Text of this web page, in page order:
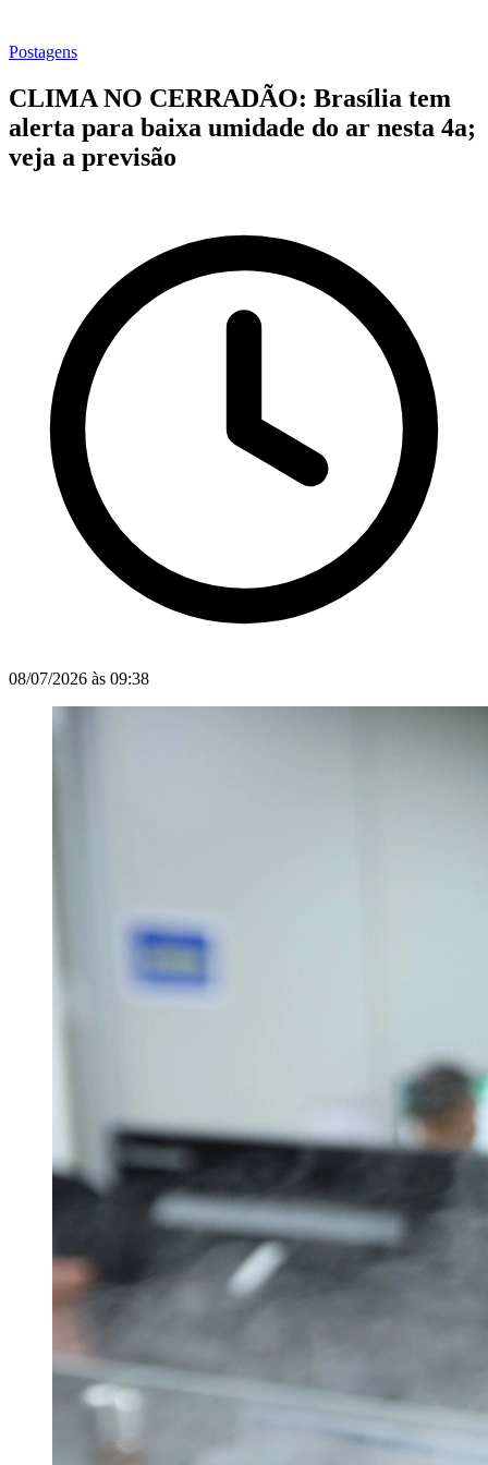
Postagens
CLIMA NO CERRADÃO: Brasília tem
alerta para baixa umidade do ar nesta 4a;
veja a previsão
08/07/2026 às 09:38